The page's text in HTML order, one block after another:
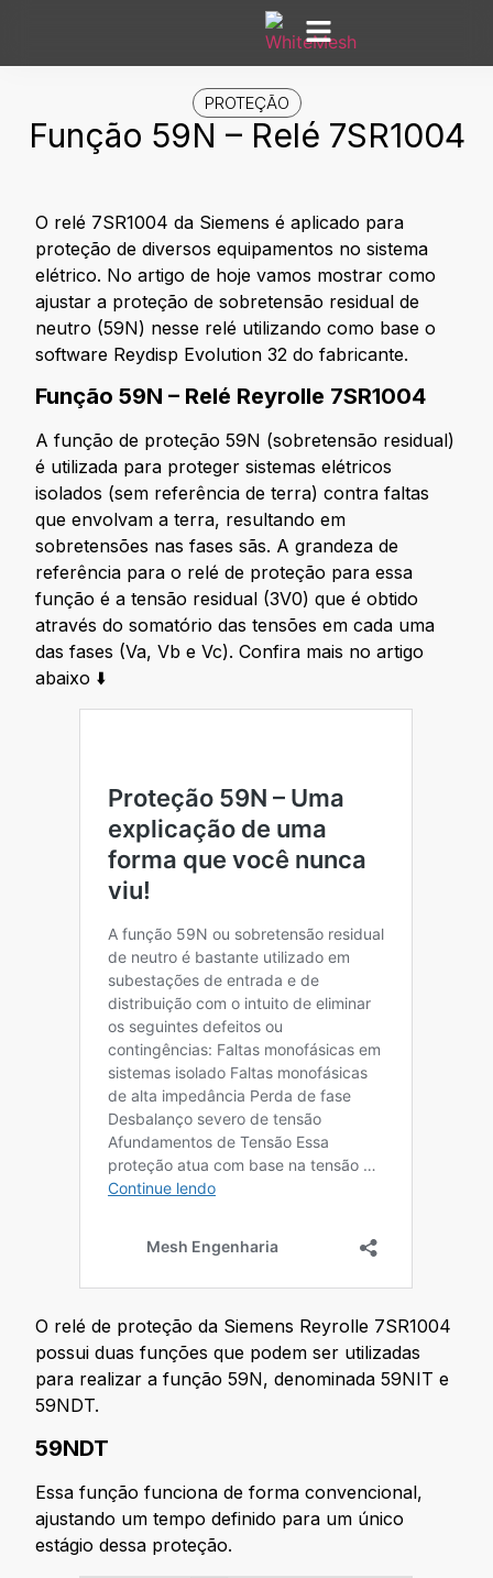
PROTEÇÃO
Função 59N – Relé 7SR1004
O relé 7SR1004 da Siemens é aplicado para
proteção de diversos equipamentos no sistema
elétrico. No artigo de hoje vamos mostrar como
ajustar a proteção de sobretensão residual de
neutro (59N) nesse relé utilizando como base o
software Reydisp Evolution 32 do fabricante.
Função 59N – Relé Reyrolle 7SR1004
A função de proteção 59N (sobretensão residual)
é utilizada para proteger sistemas elétricos
isolados (sem referência de terra) contra faltas
que envolvam a terra, resultando em
sobretensões nas fases sãs. A grandeza de
referência para o relé de proteção para essa
função é a tensão residual (3V0) que é obtido
através do somatório das tensões em cada uma
das fases (Va, Vb e Vc). Confira mais no artigo
abaixo ⬇️
O relé de proteção da Siemens Reyrolle 7SR1004
possui duas funções que podem ser utilizadas
para realizar a função 59N, denominada 59NIT e
59NDT.
59NDT
Essa função funciona de forma convencional,
ajustando um tempo definido para um único
estágio dessa proteção.